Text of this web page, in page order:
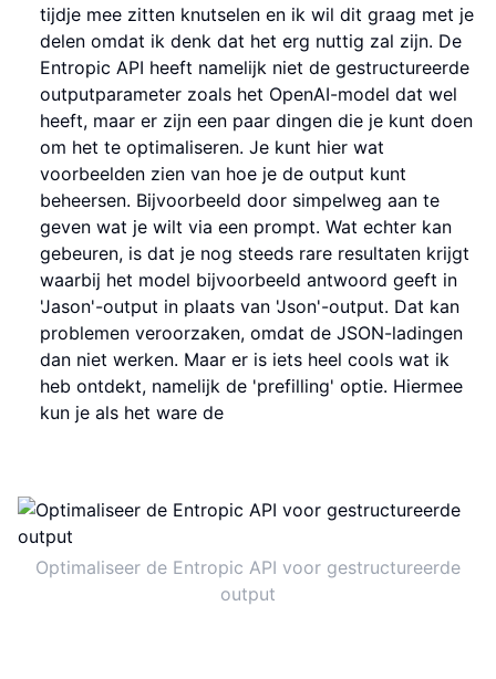
tijdje mee zitten knutselen en ik wil dit graag met je
delen omdat ik denk dat het erg nuttig zal zijn. De
Entropic API heeft namelijk niet de gestructureerde
outputparameter zoals het OpenAI-model dat wel
heeft, maar er zijn een paar dingen die je kunt doen
om het te optimaliseren. Je kunt hier wat
voorbeelden zien van hoe je de output kunt
beheersen. Bijvoorbeeld door simpelweg aan te
geven wat je wilt via een prompt. Wat echter kan
gebeuren, is dat je nog steeds rare resultaten krijgt
waarbij het model bijvoorbeeld antwoord geeft in
'Jason'-output in plaats van 'Json'-output. Dat kan
problemen veroorzaken, omdat de JSON-ladingen
dan niet werken. Maar er is iets heel cools wat ik
heb ontdekt, namelijk de 'prefilling' optie. Hiermee
kun je als het ware de
Optimaliseer de Entropic API voor gestructureerde
output